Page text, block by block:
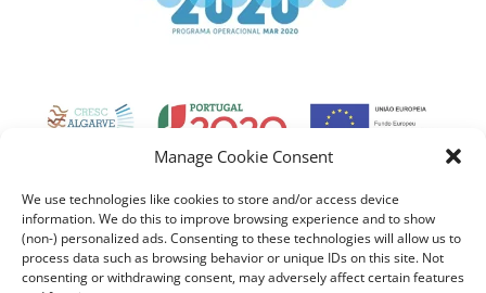
Manage Cookie Consent
We use technologies like cookies to store and/or access device
information. We do this to improve browsing experience and to show
(non-) personalized ads. Consenting to these technologies will allow us to
process data such as browsing behavior or unique IDs on this site. Not
consenting or withdrawing consent, may adversely affect certain features